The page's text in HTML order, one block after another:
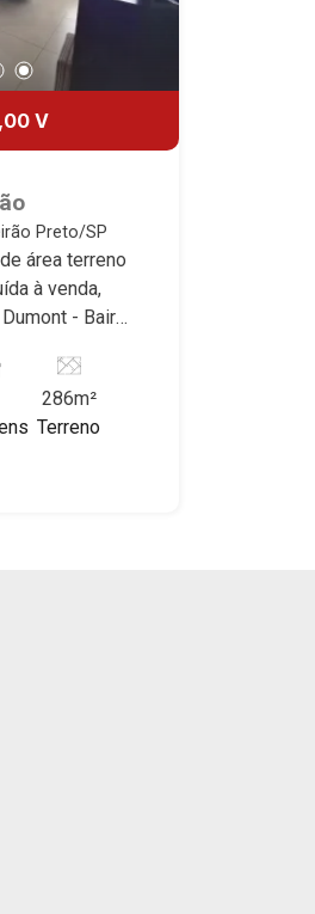
V
Preto/SP
área terreno
à venda,
- Bairro
deste
nos bairros
286m²
Terreno